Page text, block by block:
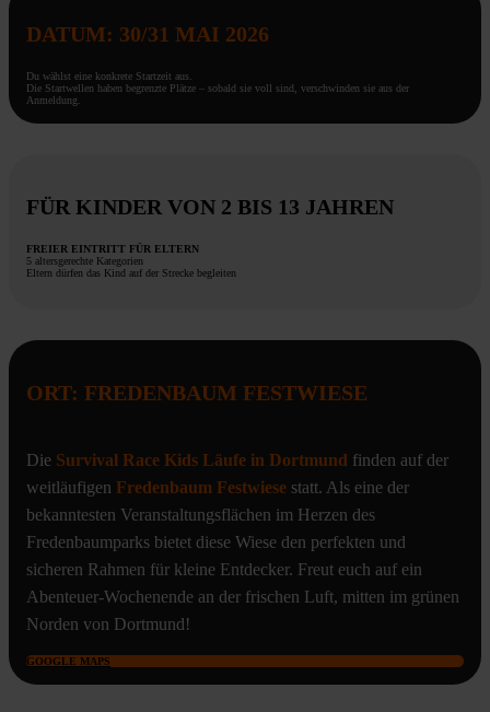
DATUM: 30/31 MAI 2026
Du wählst eine konkrete Startzeit aus.
Die Startwellen haben begrenzte Plätze – sobald sie voll sind, verschwinden sie aus der
Anmeldung.
FÜR KINDER VON 2 BIS 13 JAHREN
FREIER EINTRITT FÜR ELTERN
5 altersgerechte Kategorien
Eltern dürfen das Kind auf der Strecke begleiten
ORT: FREDENBAUM FESTWIESE
Die Survival Race Kids Läufe in Dortmund finden auf der
weitläufigen Fredenbaum Festwiese statt. Als eine der
bekanntesten Veranstaltungsflächen im Herzen des
Fredenbaumparks bietet diese Wiese den perfekten und
sicheren Rahmen für kleine Entdecker. Freut euch auf ein
Abenteuer-Wochenende an der frischen Luft, mitten im grünen
Norden von Dortmund!
GOOGLE MAPS